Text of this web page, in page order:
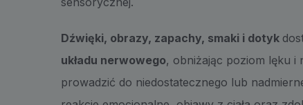
Dźwięki, obrazy, zapachy, smaki i dotyk
układu nerwowego, obniżając poziom lęku i
prowadzić do niedostatecznego lub